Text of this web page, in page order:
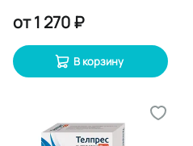
от1 270 ₽
В корзину